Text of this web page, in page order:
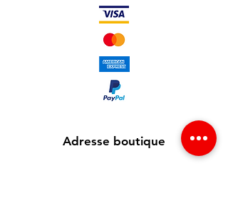
Adresse boutique